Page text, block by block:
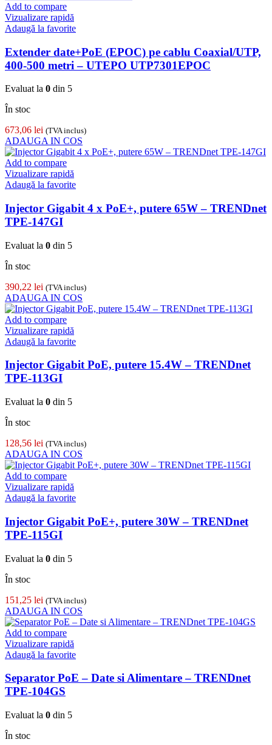
Add to compare
Vizualizare rapidă
Adaugă la favorite
Extender date+PoE (EPOC) pe cablu Coaxial/UTP,
400-500 metri – UTEPO UTP7301EPOC
Evaluat la 0 din 5
În stoc
673,06 lei (TVA inclus)
ADAUGA IN COS
Add to compare
Vizualizare rapidă
Adaugă la favorite
Injector Gigabit 4 x PoE+, putere 65W – TRENDnet
TPE-147GI
Evaluat la 0 din 5
În stoc
390,22 lei (TVA inclus)
ADAUGA IN COS
Add to compare
Vizualizare rapidă
Adaugă la favorite
Injector Gigabit PoE, putere 15.4W – TRENDnet
TPE-113GI
Evaluat la 0 din 5
În stoc
128,56 lei (TVA inclus)
ADAUGA IN COS
Add to compare
Vizualizare rapidă
Adaugă la favorite
Injector Gigabit PoE+, putere 30W – TRENDnet
TPE-115GI
Evaluat la 0 din 5
În stoc
151,25 lei (TVA inclus)
ADAUGA IN COS
Add to compare
Vizualizare rapidă
Adaugă la favorite
Separator PoE – Date si Alimentare – TRENDnet
TPE-104GS
Evaluat la 0 din 5
În stoc